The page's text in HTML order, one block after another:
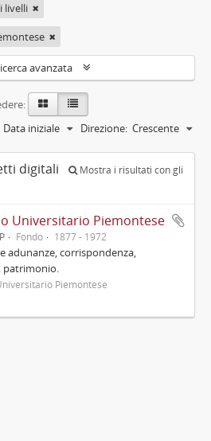
livelli
avanzata
Data iniziale Direzione: Crescente
digitali
Mostra i risultati con gli
Universitario Piemontese
Fondo 1877 - 1972
adunanze, corrispondenza,
patrimonio.
Piemontese